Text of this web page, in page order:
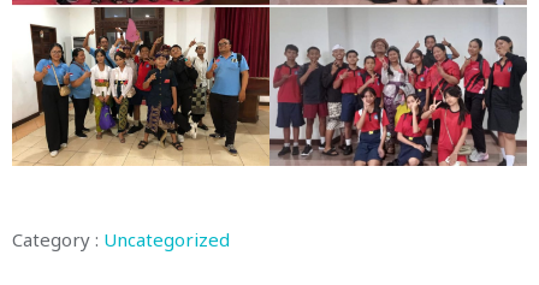
Category : Uncategorized